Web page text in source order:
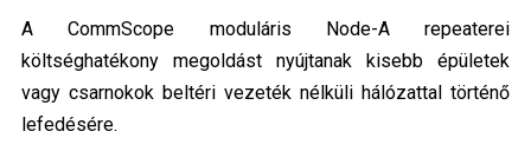
A CommScope moduláris Node-A repeaterei
költséghatékony megoldást nyújtanak kisebb épületek
vagy csarnokok beltéri vezeték nélküli hálózattal történő
lefedésére.